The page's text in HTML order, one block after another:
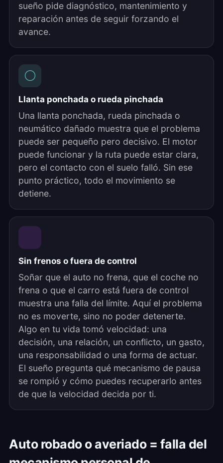
sueño pide diagnóstico, mantenimiento y
reparación antes de seguir forzando el
avance.
Llanta ponchada o rueda pinchada
Una llanta ponchada, rueda pinchada o
neumático dañado muestra que el problema
puede ser pequeño pero decisivo. El motor
puede funcionar y la ruta puede estar clara,
pero el contacto con el suelo falló. Sin ese
punto práctico, todo el movimiento se
detiene.
Sin frenos o fuera de control
Soñar que el auto no frena, que el coche no
frena o que el carro está fuera de control
muestra una falla del límite. Aquí el problema
no es moverte, sino no poder detenerte.
Algo en tu vida tomó velocidad: una
decisión, una relación, un conflicto, un gasto,
una responsabilidad o una forma de actuar.
El sueño pregunta qué mecanismo de pausa
se rompió y cómo puedes recuperarlo antes
de que la velocidad decida por ti.
Auto robado o averiado = falla del